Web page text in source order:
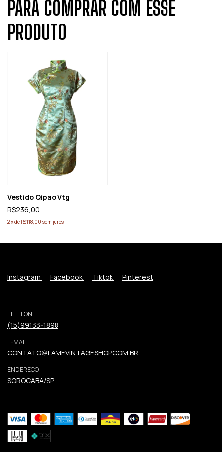
PARA COMPRAR COM ESSE
PRODUTO
Vestido Qipao Vtg
R$236,00
2xde R$118,00 sem juros
Instagram Facebook Tiktok Pinterest
TELEFONE
(15)99133-1898
E-MAIL
CONTATO@LAMEVINTAGESHOP.COM.BR
ENDEREÇO
SOROCABA/SP